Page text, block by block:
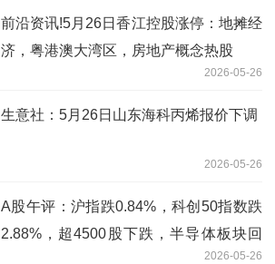
前沿资讯!5月26日香江控股涨停：地摊经
济，粤港澳大湾区，房地产概念热股
2026-05-26
生意社：5月26日山东海科丙烯报价下调
2026-05-26
A股午评：沪指跌0.84%，科创50指数跌
2.88%，超4500股下跌，半导体板块回
2026-05-26